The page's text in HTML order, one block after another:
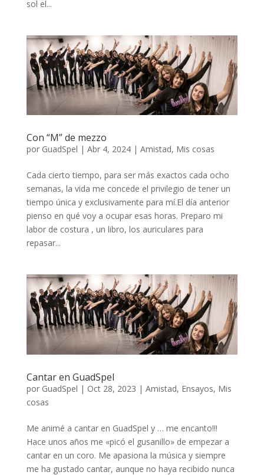
sol el...
Con “M” de mezzo
por GuadSpel | Abr 4, 2024| Amistad, Mis cosas
Cada cierto tiempo, para ser más exactos cada ocho
semanas, la vida me concede el privilegio de tener un
tiempo única y exclusivamente para mí.El día anterior
pienso en qué voy a ocupar esas horas. Preparo mi
labor de costura , un libro, los auriculares para
repasar...
Cantar en GuadSpel
por GuadSpel | Oct 28, 2023 | Amistad, Ensayos, Mis
cosas
Me animé a cantar en GuadSpel y … me encanto!!!
Hace unos años me «picó el gusanillo» de empezar a
cantar en un coro. Me apasiona la música y siempre
me ha gustado cantar, aunque no haya recibido nunca